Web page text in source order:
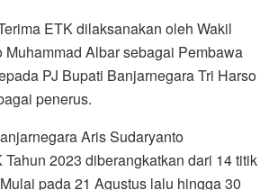
ETK dilaksanakan oleh Wakil
Muhammad Albar sebagai Pembawa
PJ Bupati Banjarnegara Tri Harso
penerus.
Aris Sudaryanto
2023 diberangkatkan dari 14 titik
pada 21 Agustus lalu hingga 30